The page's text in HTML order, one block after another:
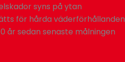
syns på ytan
för hårda väderförhållanden
år sedan senaste målningen